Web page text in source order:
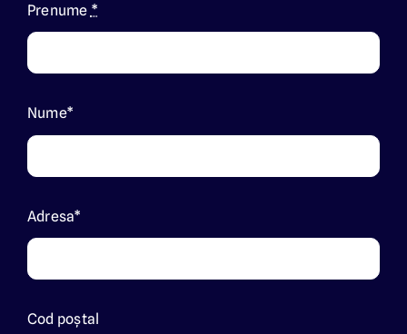
Prenume *
Nume*
Adresa*
Cod poștal